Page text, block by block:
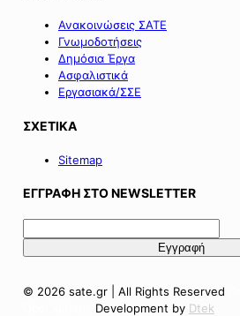
Ανακοινώσεις ΣΑΤΕ
Γνωμοδοτήσεις
Δημόσια Έργα
Ασφαλιστικά
Εργασιακά/ΣΣΕ
ΣΧΕΤΙΚΑ
Sitemap
ΕΓΓΡΑΦΗ ΣΤΟ NEWSLETTER
© 2026 sate.gr | All Rights Reserved
Development by Dtek